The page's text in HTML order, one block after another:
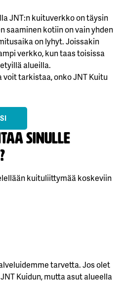
JNT:n kuituverkko on täysin
saaminen kotiin on vain yhden
on lyhyt. Joissakin
verkko, kun taas toisissa
alueilla.
tarkistaa, onko JNT Kuitu
sinulle
kuituliittymää koskeviin
tarvetta. Jos olet
Kuidun, mutta asut alueella